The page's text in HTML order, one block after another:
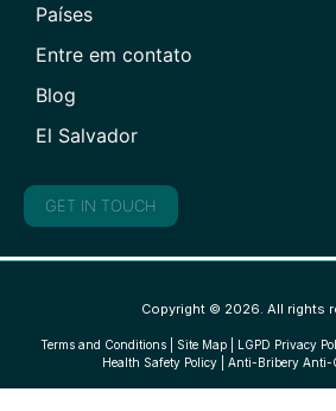
Países
Entre em contato
Blog
El Salvador
GET IN TOUCH
Copyright © 2026. All rights
Terms and Conditions| Site Map| LGPD Privacy
Health Safety Policy| Anti-Bribery Anti-